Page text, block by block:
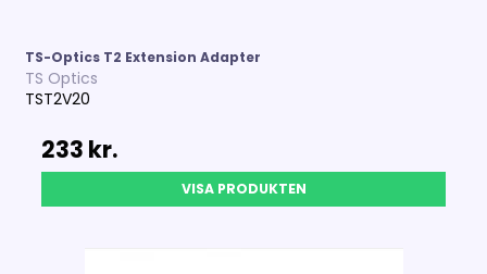
TS-Optics T2 Extension Adapter
TS Optics
TST2V20
233 kr.
VISA PRODUKTEN